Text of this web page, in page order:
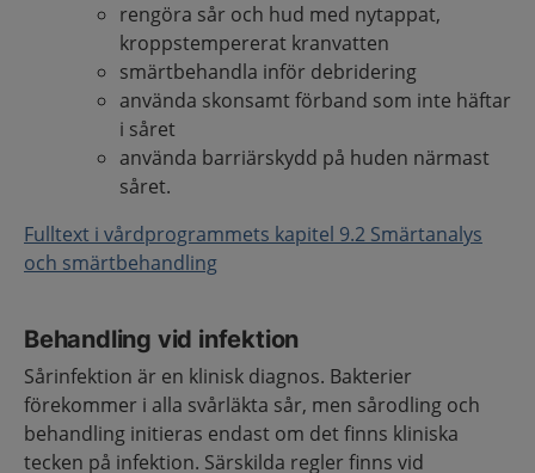
rengöra sår och hud med nytappat,
kroppstempererat kranvatten
smärtbehandla inför debridering
använda skonsamt förband som inte häftar
i såret
använda barriärskydd på huden närmast
såret.
Fulltext i vårdprogrammets kapitel 9.2 Smärtanalys
och smärtbehandling
Behandling vid infektion
Sårinfektion är en klinisk diagnos. Bakterier
förekommer i alla svårläkta sår, men sårodling och
behandling initieras endast om det finns kliniska
tecken på infektion. Särskilda regler finns vid